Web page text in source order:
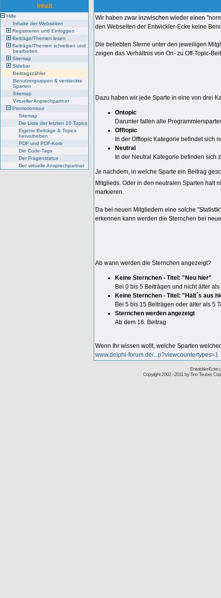
Inhalt
Hilfe
Inhalte der Webseiten
Registrieren und Einloggen
Beiträge/Themen lesen
Beiträge/Themen schreiben und
bearbeiten
Sitemap
Sidebar
Beitragszähler
Benutzergruppen & versteckte
Sparten
Sitemap
Virtueller Anprechpartner
Promotiontour
Sitemap
Die Liste der letzten 10 Topics
Eigene Beiträge & Topics
hervorheben
PDF und PDF-Korb
Die Code-Tags
Der Fragenstatus
Der virtuelle Ansprechpartner
Wir haben zwar inzwischen wieder einen
den Webseiten der Entwickler-Ecke keine
Die beliebten Sterne unter den jeweiligen
zeigen das Verhältnis von On- zu Off-Topic-
Dazu haben wir jede Sparte in eine von drei
Ontopic
Darunter fallen alle
Offtopic
In der Offtopic Kategorie befindet sich
Neutral
In der Neutral Kategorie befinden sich
Je nachdem, in welche Sparte ein Beitrag
Mitglieds. Oder in den neutralen Sparten halt
markieren.
Da bei neuen Mitgliedern eine solche
erkennen kann werden die Sternchen bei
Ab wann werden die Sternchen angezeigt?
Keine Sternchen - Titel: "Neu hier"
Bei 0 bis 5 Beiträgen und nicht älter als
Keine Sternchen - Titel: "Hält´s aus
Bei 5 bis 15 Beiträgen oder älter als 5
Sternchen werden angezeigt
Ab dem 16. Beitrag
Wenn Ihr wissen wollt, welche Sparten
www.delphi-forum.de/...p?viewcountertypes=1
Entwickler-
Copyright 2002 - 2011 by Tino Teuber,